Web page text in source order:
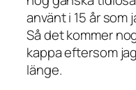
använt i 15 år som
Så det kommer
kappa eftersom
länge.